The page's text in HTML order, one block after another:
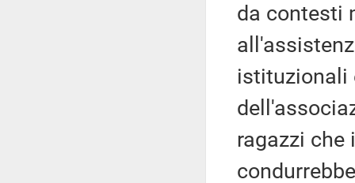
da contesti
istituzionali
ragazzi